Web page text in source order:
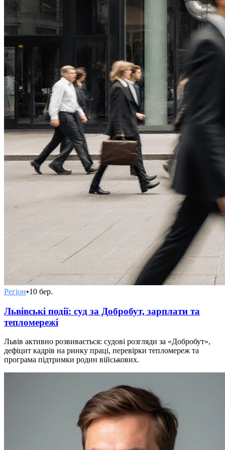
Регіон•10 бер.
Львівські події: суд за Добробут, зарплати та
тепломережі
Львів активно розвивається: судові розгляди за «Добробут»,
дефіцит кадрів на ринку праці, перевірки тепломереж та
програма підтримки родин військових.